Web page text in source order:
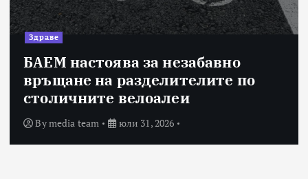
Здраве
БАЕМ настоява за незабавно
връщане на разделителите по
столичните велоалеи
Bymedia team юли 31, 2026